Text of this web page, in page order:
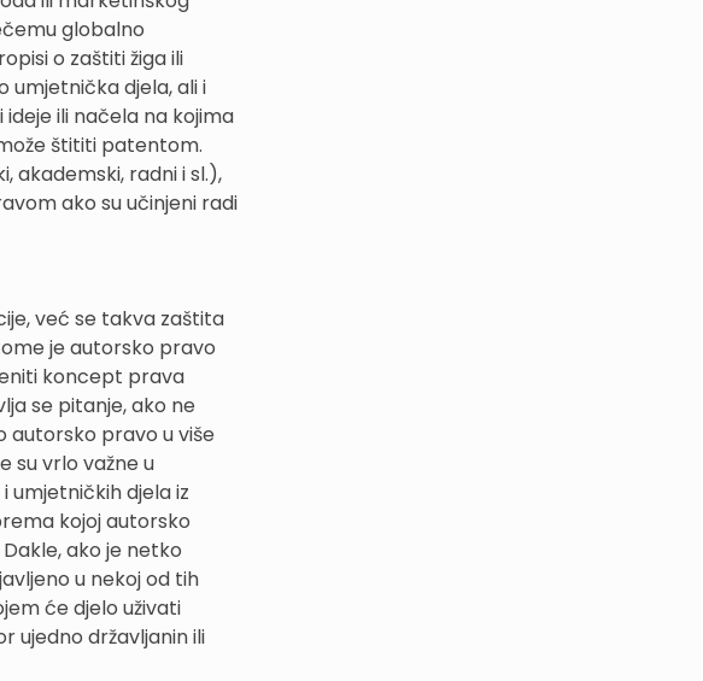
globalno
o zaštiti žiga ili
umjetnička djela, ali i
ili načela na kojima
štititi patentom.
akademski, radni i sl.),
ako su učinjeni radi
već se takva zaštita
je autorsko pravo
koncept prava
se pitanje, ako ne
autorsko pravo u više
su vrlo važne u
umjetničkih djela iz
kojoj autorsko
ako je netko
u nekoj od tih
će djelo uživati
ujedno državljanin ili